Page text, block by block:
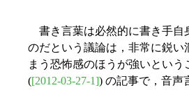
書き言葉は必然的に書き手自
のだという議論は，非常に鋭
まう恐怖感のほうが強いとい
([2012-03-27-1]) の記事で，音声